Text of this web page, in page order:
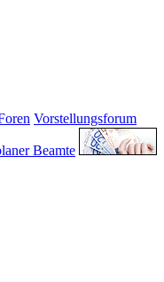
Vorstellungsforum
Beamte